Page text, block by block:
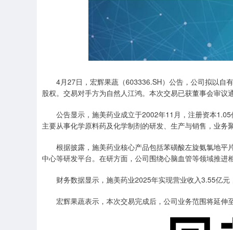
4月27日，宏辉果蔬（603336.SH）公告，公司拟以自
股权。交易对手方为自然人江鸿。本次交易已获董事会审议
公告显示，施美药业成立于2002年11月，注册资本1.05
主要从事化学原料药及化学制剂的研发、生产与销售，业务
根据披露，施美药业核心产品包括苯磺酸左旋氨氯地平
中心等研发平台。在研方面，公司围绕心脑血管等领域推进
财务数据显示，施美药业2025年实现营业收入3.55亿元
宏辉果蔬表示，本次交易完成后，公司业务范围将延伸至
56.15 1.47%